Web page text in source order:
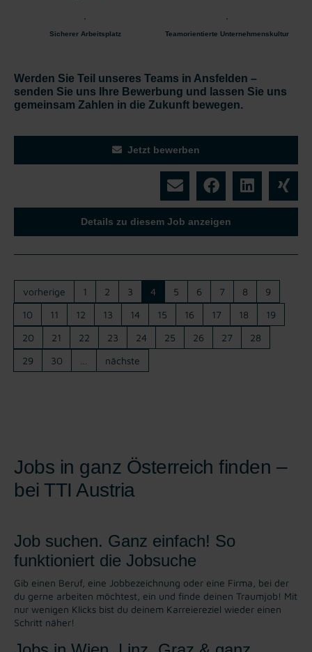
Sicherer Arbeitsplatz Teamorientierte Unternehmenskultur
Werden Sie Teil unseres Teams in Ansfelden –
senden Sie uns Ihre Bewerbung und lassen Sie uns
gemeinsam Zahlen in die Zukunft bewegen.
Jetzt bewerben
Details zu diesem Job anzeigen
vorherige 1 2 3 4 5 6 7 8
9
10
11 12 13 14 15 16 17 18
19
20
21 22 23 24 25 26 27
28
29
30 nächste
Jobs in ganz Österreich finden –
bei TTI Austria
Job suchen. Ganz einfach! So
funktioniert die Jobsuche
Gib einen Beruf, eine Jobbezeichnung oder eine Firma, bei der
du gerne arbeiten möchtest, ein und finde deinen Traumjob! Mit
nur wenigen Klicks bist du deinem Karreiereziel wieder einen
Schritt näher!